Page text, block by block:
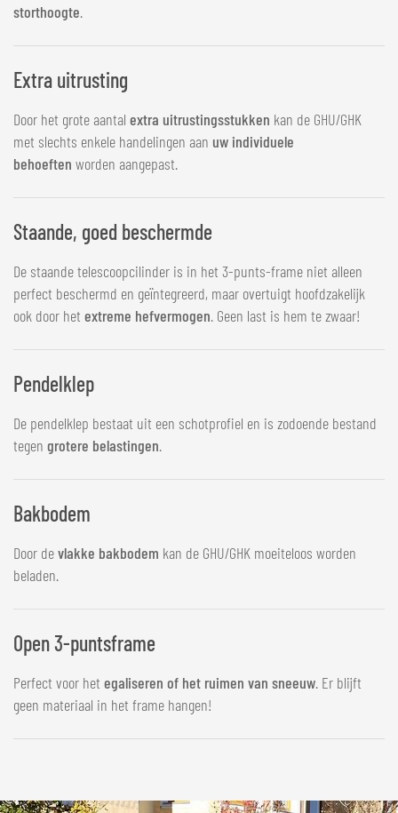
storthoogte.
Extra uitrusting
Door het grote aantal extra uitrustingsstukken kan de GHU/GHK
met slechts enkele handelingen aan uw individuele
behoeften worden aangepast.
Staande, goed beschermde
De staande telescoopcilinder is in het 3-punts-frame niet alleen
perfect beschermd en geïntegreerd, maar overtuigt hoofdzakelijk
ook door het extreme hefvermogen. Geen last is hem te zwaar!
Pendelklep
De pendelklep bestaat uit een schotprofiel en is zodoende bestand
tegen grotere belastingen.
Bakbodem
Door devlakke bakbodem kan de GHU/GHK moeiteloos worden
beladen.
Open 3-puntsframe
Perfect voor het egaliseren of het ruimen van sneeuw. Er blijft
geen materiaal in het frame hangen!